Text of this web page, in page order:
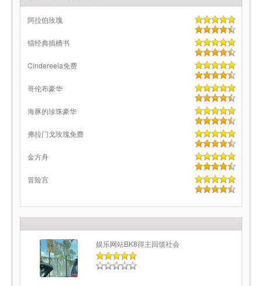
阿拉伯玫瑰
镭经典插槽书
Cindereela免费
哥伦布豪华
海豚的珍珠豪华
弗拉门戈玫瑰免费
金方舟
冒险宫
娱乐网站BK8得主回馈社会